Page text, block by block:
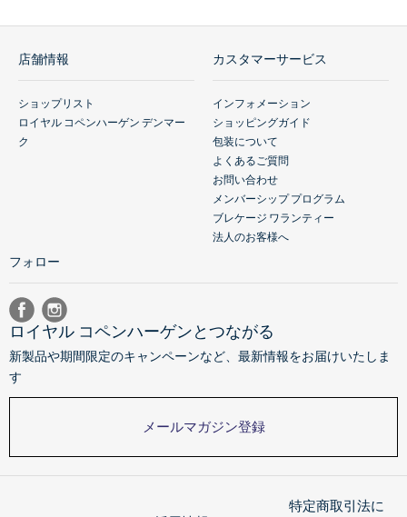
店舗情報
ショップリスト
ロイヤル コペンハーゲン デンマー
ク
カスタマーサービス
インフォメーション
ショッピングガイド
包装について
よくあるご質問
お問い合わせ
メンバーシップ プログラム
ブレケージ ワランティー
法人のお客様へ
フォロー
ロイヤル コペンハーゲンとつながる
新製品や期間限定のキャンペーンなど、最新情報をお届けいたしま
す
メールマガジン登録
特定商取引法に